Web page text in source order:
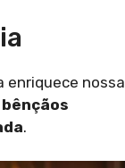
enriquece nossa
.